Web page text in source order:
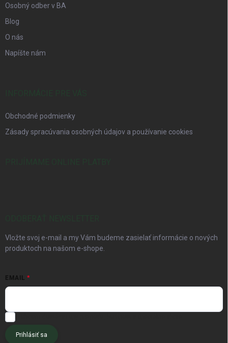
Osobný odber v BA
Blog
O nás
Napíšte nám
Obchodné podmienky
Zásady spracúvania osobných údajov a používanie cookies
Vložte svoj e-mail a my Vám budeme zasielať informácie o nových
produktoch na našom e-shope.
EMAIL
Prihlásiť sa